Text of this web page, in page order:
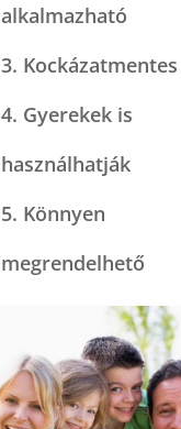
alkalmazható​
Kockázatmentes​
Gyerekek is
használhatják​
Könnyen
megrendelhető